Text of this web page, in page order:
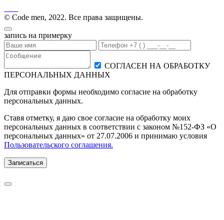
© Code men, 2022. Все права защищены.
запись на примерку
СОГЛАСЕН НА ОБРАБОТКУ
ПЕРСОНАЛЬНЫХ ДАННЫХ
Для отправки формы необходимо согласие на обработку
персональных данных.
Ставя отметку, я даю свое согласие на обработку моих
персональных данных в соответствии с законом №152-ФЗ «О
персональных данных» от 27.07.2006 и принимаю условия
Пользовательского соглашения.
Записаться